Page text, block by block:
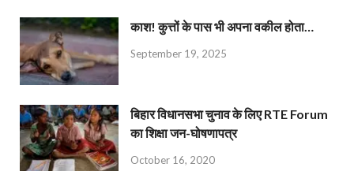
काश! कुत्तों के पास भी अपना वकील होता…
September 19, 2025
बिहार विधानसभा चुनाव के लिए RTE Forum
का शिक्षा जन-घोषणापत्र
October 16, 2020